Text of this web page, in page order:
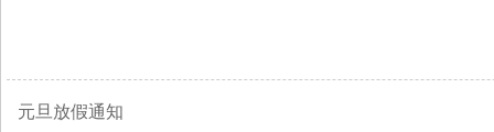
元旦放假通知